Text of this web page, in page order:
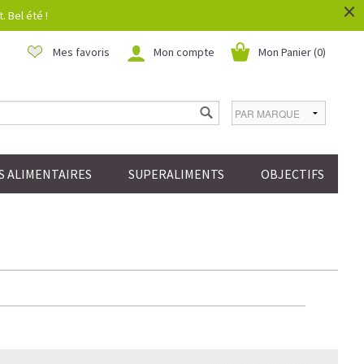
Bel été ! ×
Mon Panier (0)
Mon compte
Mes favoris
ALIMENTAIRES SUPERALIMENTS OBJECTIFS